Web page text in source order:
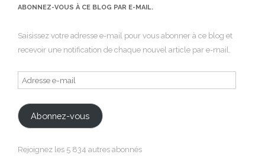
ABONNEZ-VOUS À CE BLOG PAR E-MAIL.
Saisissez votre adresse e-mail pour vous abonner à ce blog et
recevoir une notification de chaque nouvel article par e-mail.
Adresse
e-
mail
Abonnez-vous
Rejoignez les 5 834 autres abonnés